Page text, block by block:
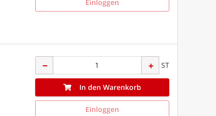
Einloggen
ST
In den Warenkorb
Einloggen